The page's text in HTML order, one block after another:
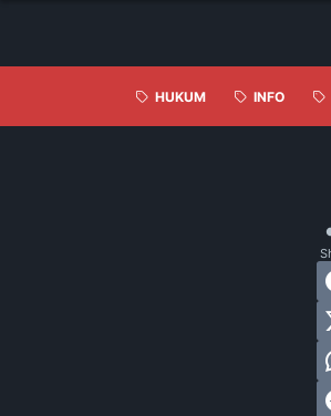
HUKUM INFO